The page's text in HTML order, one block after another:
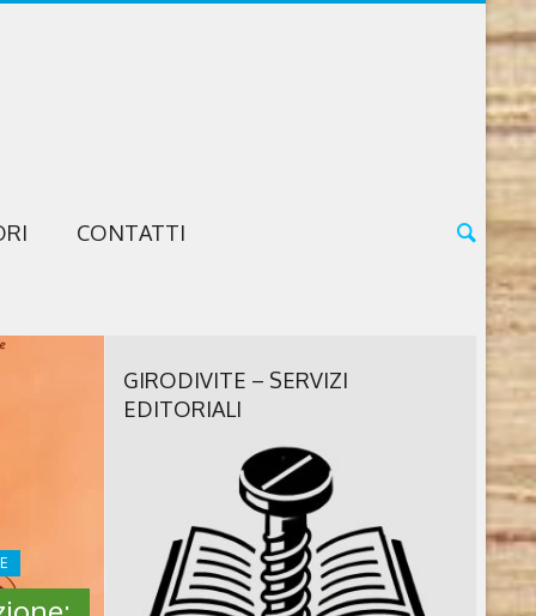
CONTATTI
GIRODIVITE – SERVIZI
EDITORIALI